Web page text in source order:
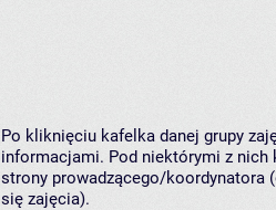
Po kliknięciu kafelka danej grupy
informacjami. Pod niektórymi z nich
strony prowadzącego/koordynatora
się zajęcia).